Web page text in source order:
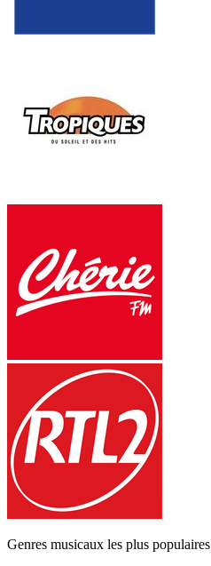
Genres musicaux les plus populaires